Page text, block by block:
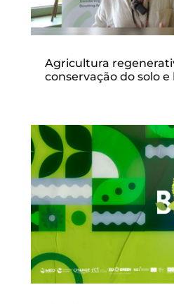
Agricultura
conservação do solo